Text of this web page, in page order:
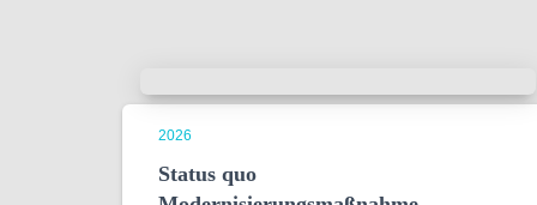
2026
Status quo